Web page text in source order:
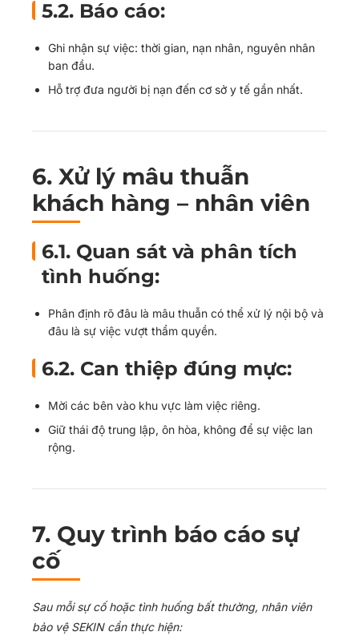
5.2. Báo cáo:
Ghi nhận sự việc: thời gian, nạn nhân, nguyên nhân
ban đầu.
Hỗ trợ đưa người bị nạn đến cơ sở y tế gần nhất.
6. Xử lý mâu thuẫn
khách hàng – nhân viên
6.1. Quan sát và phân tích
tình huống:
Phân định rõ đâu là mâu thuẫn có thể xử lý nội bộ và
đâu là sự việc vượt thẩm quyền.
6.2. Can thiệp đúng mực:
Mời các bên vào khu vực làm việc riêng.
Giữ thái độ trung lập, ôn hòa, không để sự việc lan
rộng.
7. Quy trình báo cáo sự
cố
Sau mỗi sự cố hoặc tình huống bất thường, nhân viên
bảo vệ SEKIN cần thực hiện: